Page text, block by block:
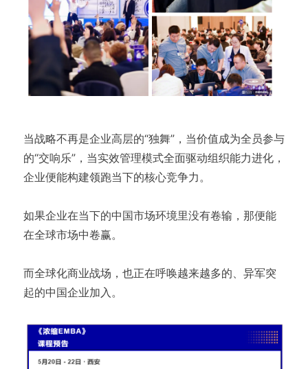
当战略不再是企业高层的“独舞”，当价值成为全员参与
的“交响乐”，当实效管理模式全面驱动组织能力进化，
企业便能构建领跑当下的核心竞争力。
如果企业在当下的中国市场环境里没有卷输，那便能
在全球市场中卷赢。
而全球化商业战场，也正在呼唤越来越多的、异军突
起的中国企业加入。